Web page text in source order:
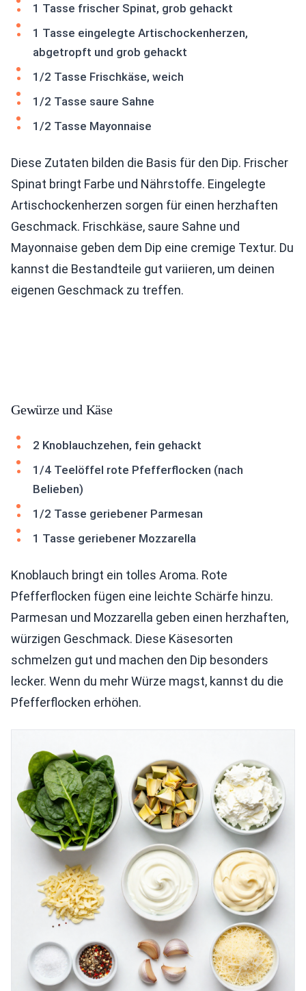
1 Tasse frischer Spinat, grob gehackt
1 Tasse eingelegte Artischockenherzen,
abgetropft und grob gehackt
1/2 Tasse Frischkäse, weich
1/2 Tasse saure Sahne
1/2 Tasse Mayonnaise
Diese Zutaten bilden die Basis für den Dip. Frischer
Spinat bringt Farbe und Nährstoffe. Eingelegte
Artischockenherzen sorgen für einen herzhaften
Geschmack. Frischkäse, saure Sahne und
Mayonnaise geben dem Dip eine cremige Textur. Du
kannst die Bestandteile gut variieren, um deinen
eigenen Geschmack zu treffen.
Gewürze und Käse
2 Knoblauchzehen, fein gehackt
1/4 Teelöffel rote Pfefferflocken (nach
Belieben)
1/2 Tasse geriebener Parmesan
1 Tasse geriebener Mozzarella
Knoblauch bringt ein tolles Aroma. Rote
Pfefferflocken fügen eine leichte Schärfe hinzu.
Parmesan und Mozzarella geben einen herzhaften,
würzigen Geschmack. Diese Käsesorten
schmelzen gut und machen den Dip besonders
lecker. Wenn du mehr Würze magst, kannst du die
Pfefferflocken erhöhen.